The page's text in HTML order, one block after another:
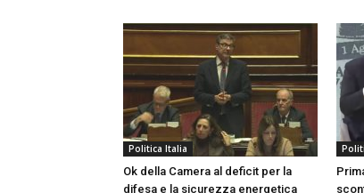
Politica Italia
Ok della Camera al deficit per la
difesa e la sicurezza energetica